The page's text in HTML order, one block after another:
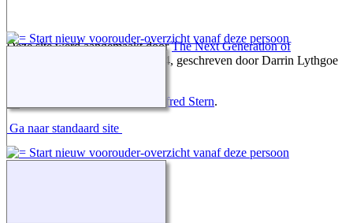
Deze site werd aangemaakt doorThe Next Generation of
v. 15.0.4, geschreven door Darrin Lythgoe
Alfred Stern.
Ga naar standaard site